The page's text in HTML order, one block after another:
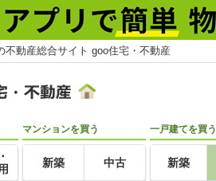
不動産総合サイト goo住宅・不動産
マンションを買う
新築 中古
一戸建てを買う
新築